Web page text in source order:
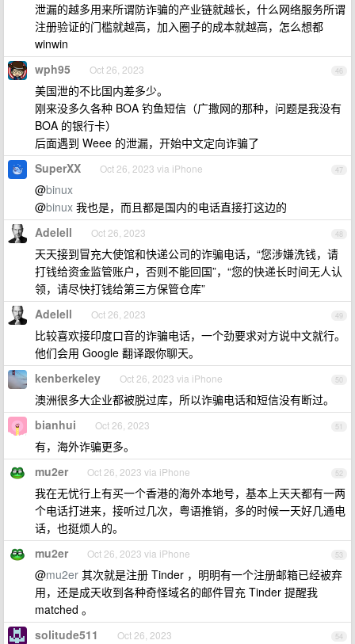
泄漏的越多用来所谓防诈骗的产业链就越长，什么网络服务所谓
注册验证的门槛就越高，加入圈子的成本就越高，怎么想都
winwin
46
wph95 Oct 26, 2023
美国泄的不比国内差多少。
刚来没多久各种 BOA 钓鱼短信（广撒网的那种，问题是我没有
BOA 的银行卡）
后面遇到 Weee 的泄漏，开始中文定向诈骗了
47
SuperXX Oct 26, 2023 via iPhone
@binux
@binux 我也是，而且都是国内的电话直接打这边的
48
Adelell Oct 26, 2023
天天接到冒充大使馆和快递公司的诈骗电话，“您涉嫌洗钱，请
打钱给资金监管账户，否则不能回国”，“您的快递长时间无人认
领，请尽快打钱给第三方保管仓库”
49
Adelell Oct 26, 2023
比较喜欢接印度口音的诈骗电话，一个劲要求对方说中文就行。
他们会用 Google 翻译跟你聊天。
50
kenberkeley Oct 26, 2023 via iPhone
澳洲很多大企业都被脱过库，所以诈骗电话和短信没有断过。
51
bianhui Oct 26, 2023
有，海外诈骗更多。
52
mu2er Oct 26, 2023 via iPhone
我在无忧行上有买一个香港的海外本地号，基本上天天都有一两
个电话打进来，接听过几次，粤语推销，多的时候一天好几通电
话，也挺烦人的。
53
mu2er Oct 26, 2023 via iPhone
@mu2er 其次就是注册 Tinder ，明明有一个注册邮箱已经被弃
用，还是成天收到各种奇怪域名的邮件冒充 Tinder 提醒我
matched 。
54
solitude511 Oct 26, 2023